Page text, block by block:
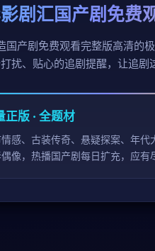
剧汇国产剧免费
国产剧免费观看完整版高清的
扰、贴心的追剧提醒，让追剧
正版 · 全题材
感、古装传奇、悬疑探案、年代
像，热播国产剧每日扩充，应有